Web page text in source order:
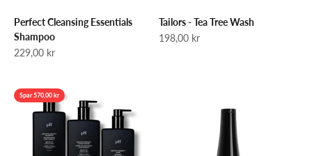
Perfect Cleansing Essentials
Shampoo
Salgspris
229,00 kr
Tailors - Tea Tree Wash
Salgspris
198,00 kr
Spar 570,00 kr